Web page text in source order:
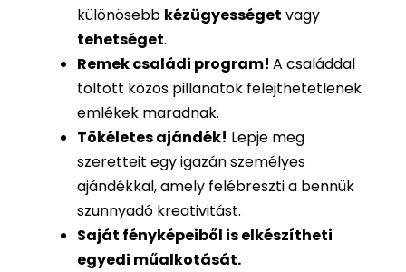
különösebb kézügyességet vagy
tehetséget.
Remek családi program! A családdal
töltött közös pillanatok felejthetetlenek
emlékek maradnak.
Tökéletes ajándék! Lepje meg
szeretteit egy igazán személyes
ajándékkal, amely felébreszti a bennük
szunnyadó kreativitást.
Saját fényképeiből iselkészítheti
egyedi műalkotását.